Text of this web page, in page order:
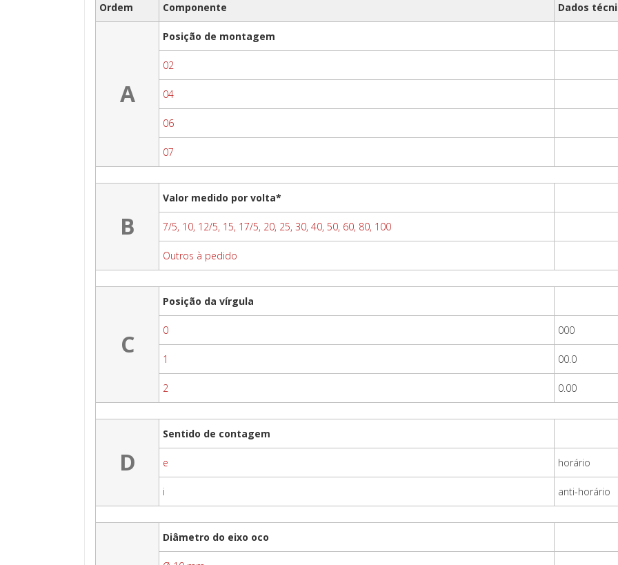
Ordem Componente Dados
A
Posição de montagem
02
04
06
07
B
Valor medido por volta*
7/5, 10, 12/5, 15, 17/5, 20, 25, 30, 40, 50, 60, 80, 100
Outros à pedido
C
Posição da vírgula
0 000
1 00.0
2 0.00
D
Sentido de contagem
e horário
i anti-horário
Diâmetro do eixo oco